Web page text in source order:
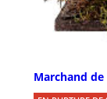
Marchand